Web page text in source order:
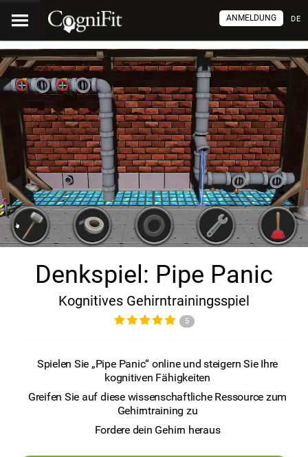
DE
ANMELDUNG
Denkspiel: Pipe Panic
Kognitives Gehirntrainingsspiel
5
Spielen Sie „Pipe Panic“ online und steigern Sie Ihre
kognitiven Fähigkeiten
Greifen Sie auf diese wissenschaftliche Ressource zum
Gehirntraining zu
Fordere dein Gehirn heraus